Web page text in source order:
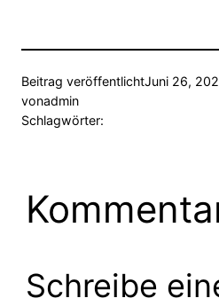
Beitrag veröffentlichtJuni 26,
vonadmin
Schlagwörter:
Schreibe